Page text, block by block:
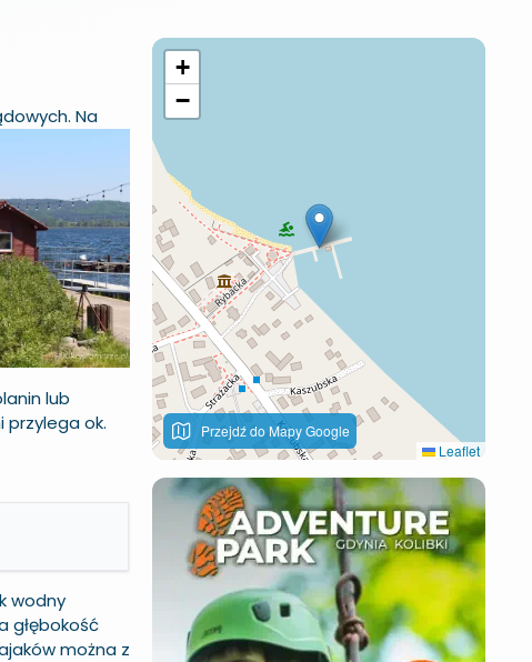
Na
lub
przylega ok.
wodny
głębokość
można z
+
−
Przejdź do Mapy Google
Leaflet